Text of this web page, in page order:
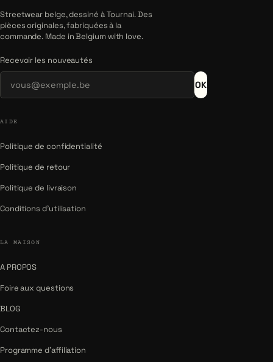
Streetwear belge, dessiné à Tournai. Des
pièces originales, fabriquées à la
commande. Made in Belgium with love.
Recevoir les nouveautés
OK
AIDE
Politique de confidentialité
Politique de retour
Politique de livraison
Conditions d'utilisation
LA MAISON
A PROPOS
Foire aux questions
BLOG
Contactez-nous
Programme d'affiliation